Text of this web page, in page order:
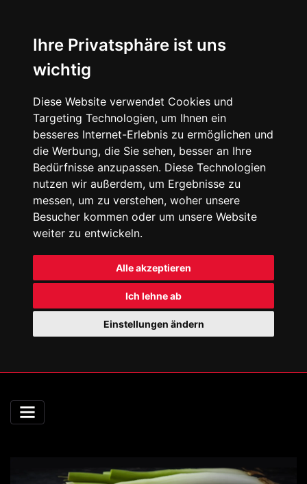
Ihre Privatsphäre ist uns
wichtig
Diese Website verwendet Cookies und
Targeting Technologien, um Ihnen ein
besseres Internet-Erlebnis zu ermöglichen und
die Werbung, die Sie sehen, besser an Ihre
Bedürfnisse anzupassen. Diese Technologien
nutzen wir außerdem, um Ergebnisse zu
messen, um zu verstehen, woher unsere
Besucher kommen oder um unsere Website
weiter zu entwickeln.
Alle akzeptieren
Ich lehne ab
Einstellungen ändern